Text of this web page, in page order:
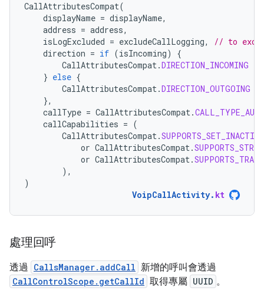
CallAttributesCompat(
displayName = displayName,
address = address,
isLogExcluded = excludeCallLogging,
// to
direction = if (isIncoming)
{
CallAttributesCompat.DIRECTION_INCOMING
} else {
CallAttributesCompat.DIRECTION_OUTGOING
},
callType = CallAttributesCompat.
callCapabilities = (
CallAttributesCompat.SUPPORTS_SET_INACTIVE
or CallAttributesCompat.
or CallAttributesCompat.
),
)
VoipCallActivity. kt
處理回呼
透過 CallsManager.addCall 新增的呼叫會透過
CallControlScope.getCallId 取得專屬 UUID 。